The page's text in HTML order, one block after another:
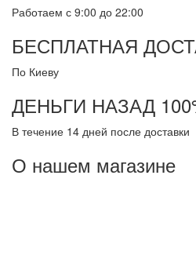
Работаем с 9:00 до 22:00
БЕСПЛАТНАЯ
По Киеву
ДЕНЬГИ НАЗАД
В течение 14 дней после доставки
О нашем магазине